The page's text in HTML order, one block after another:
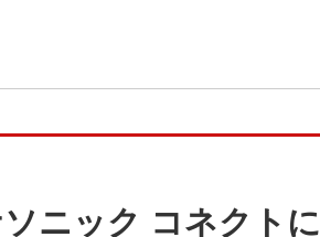
ニック コネクト